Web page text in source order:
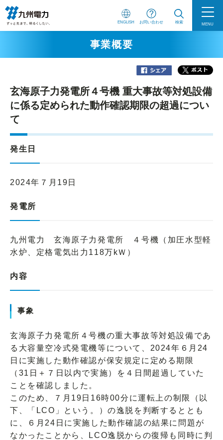
ENGLISH お問い合わせ 検索 MENU
事業概要
玄海原子力発電所４号機 重大事故等対処設備
に係る定められた動作確認期限の超過につい
て
発生日
2024年７月19日
発電所
九州電力 玄海原子力発電所 ４号機（加圧水型軽
水炉、定格電気出力118万kＷ）
内容
事象
玄海原子力発電所４号機の重大事故等対処設備であ
る大容量空冷式発電機等について、2024年６月24
日に実施した動作確認が保安規定に定める期限
（31日＋７日以内で実施）を４日間超過していた
ことを確認しました。
このため、７月19日16時00分に運転上の制限（以
下、「LCO」という。）の逸脱を判断するととも
に、６月24日に実施した動作確認の結果に問題が
なかったことから、LCO逸脱からの復帰も同時に判